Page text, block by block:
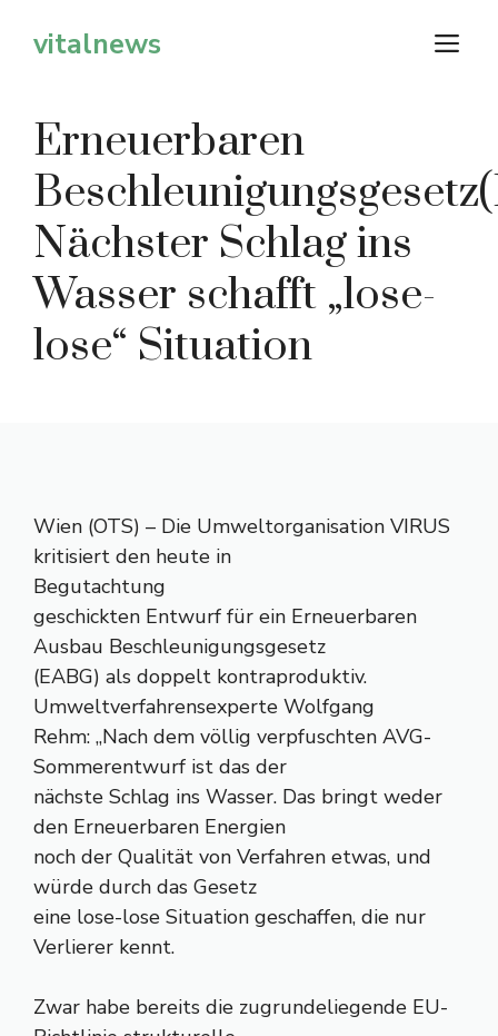
Inhaltvitalnews
Erneuerbaren
Nächster Schlag ins
Wasser schafft „lose-
lose“ Situation
Wien (OTS) – Die Umweltorganisation VIRUS
kritisiert den heute in
Begutachtung
geschickten Entwurf für ein Erneuerbaren
Ausbau Beschleunigungsgesetz
(EABG) als doppelt kontraproduktiv.
Umweltverfahrensexperte Wolfgang
Rehm: „Nach dem völlig verpfuschten AVG-
Sommerentwurf ist das der
nächste Schlag ins Wasser. Das bringt weder
den Erneuerbaren Energien
noch der Qualität von Verfahren etwas, und
würde durch das Gesetz
eine lose-lose Situation geschaffen, die nur
Verlierer kennt.
Zwar habe bereits die zugrundeliegende EU-